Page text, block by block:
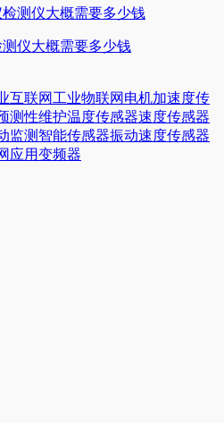
仪大概需要多少钱
互联网 工业物联网 电机加速度传
测性维护温度传感器速度传感器
监测 智能传感器振动速度传感器
应用变频器